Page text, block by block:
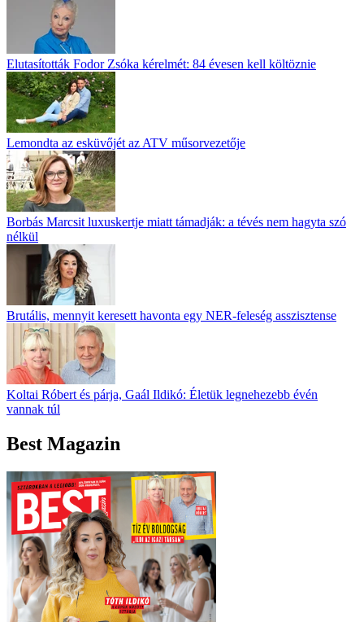
Elutasították Fodor Zsóka kérelmét: 84 évesen kell költöznie
Lemondta az esküvőjét az ATV műsorvezetője
Borbás Marcsit luxuskertje miatt támadják: a tévés nem hagyta szó
nélkül
Brutális, mennyit keresett havonta egy NER-feleség asszisztense
Koltai Róbert és párja, Gaál Ildikó: Életük legnehezebb évén
vannak túl
Best Magazin